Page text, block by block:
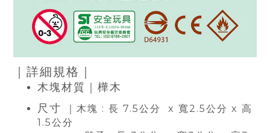
｜詳細規格｜
木塊材質｜樺木
尺寸
｜木塊 : 長 7.5公分 x 寬2.5公分 x 高
1.5公分